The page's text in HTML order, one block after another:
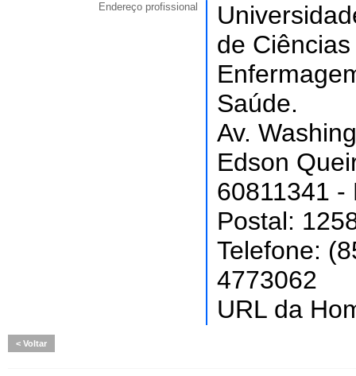
Endereço profissional
de
Saúde.
Av.
Edson
60811341 -
Postal:
Telefone:
4773062
URL da
Voltar